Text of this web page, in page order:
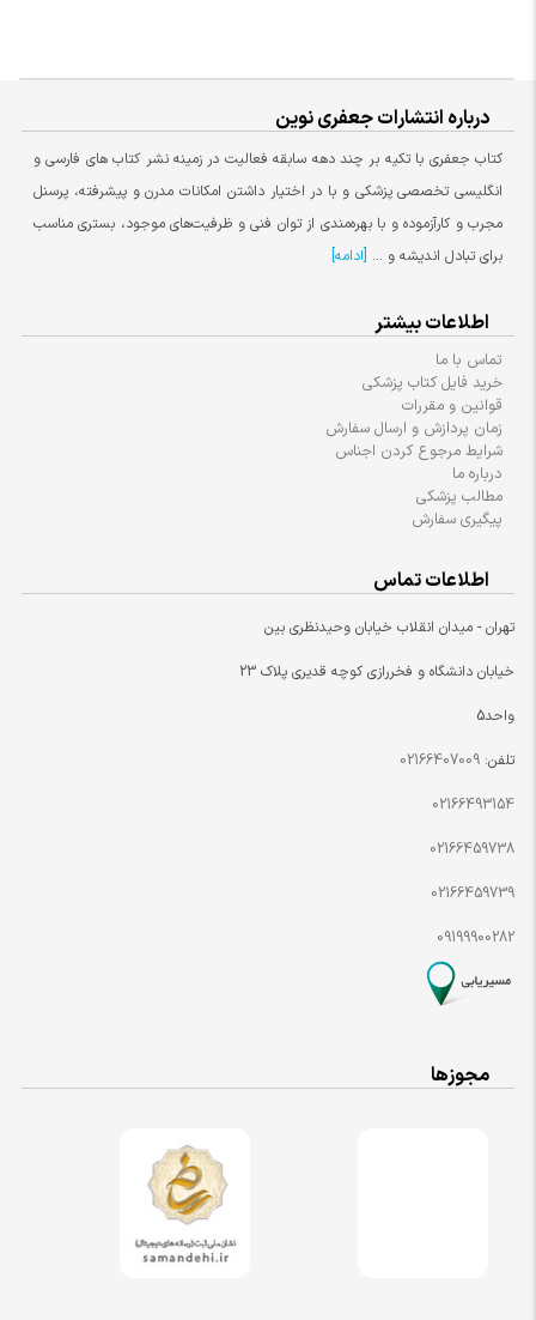
درباره انتشارات جعفری نوین
کتاب جعفری با تکیه بر چند دهه سابقه فعالیت در زمینه نشر کتاب های فارسی و
انگلیسی تخصصی پزشکی و با در اختیار داشتن امکانات مدرن و پیشرفته، پرسنل
مجرب و کارآزموده و با بهره‌مندی از توان فنی و ظرفیت‌های موجود، بستری مناسب
برای تبادل اندیشه و ... [ادامه]
اطلاعات بیشتر
تماس با ما
خرید فایل کتاب پزشکی
قوانین و مقررات
زمان پردازش و ارسال سفارش
شرایط مرجوع کردن اجناس
درباره ما
مطالب پزشکی
پیگیری سفارش
اطلاعات تماس
تهران - میدان انقلاب خیابان وحیدنظری بین
خیابان دانشگاه و فخررازی کوچه قدیری پلاک 23
واحد5
تلفن: 02166407009
02166493154
02166459738
02166459739
09199900282
مجوزها